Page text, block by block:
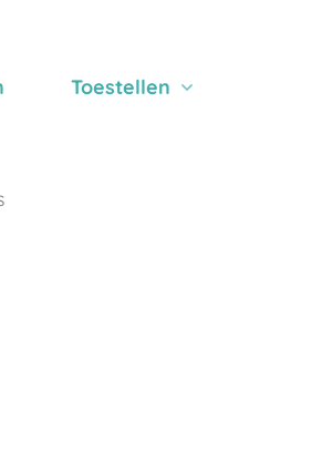
Toestellen